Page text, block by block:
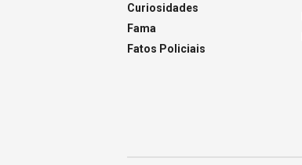
Curiosidades
Fama
Fatos Policiais